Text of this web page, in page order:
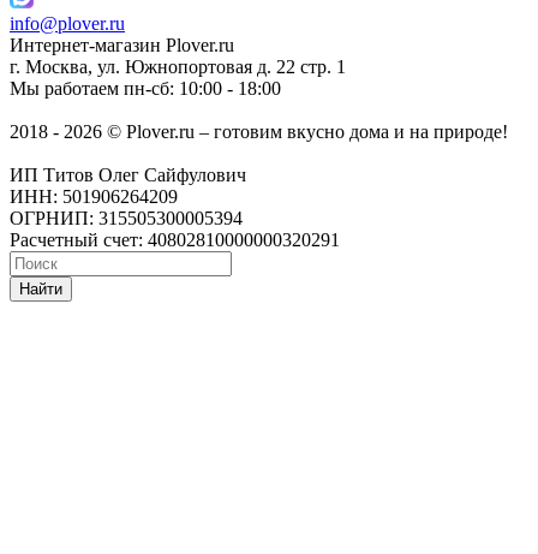
info@plover.ru
Интернет-магазин Plover.ru
г. Москва, ул. Южнопортовая д. 22 стр. 1
Мы работаем пн-сб: 10:00 - 18:00
2018 - 2026 © Plover.ru – готовим вкусно дома и на природе!
ИП Титов Олег Сайфулович
ИНН: 501906264209
ОГРНИП: 315505300005394
Расчетный счет: 40802810000000320291
Найти